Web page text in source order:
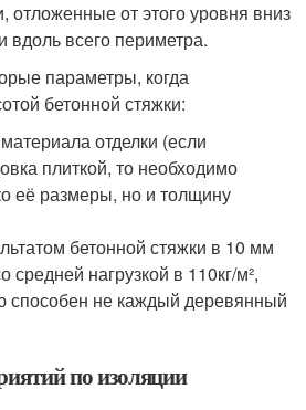
отложенные от этого уровня вниз
вдоль всего периметра.
параметры, когда
бетонной стяжки:
отделки (если
плиткой, то необходимо
её размеры, но и толщину
бетонной стяжки в 10 мм
средней нагрузкой в 110кг/м²,
способен не каждый деревянный
по изоляции